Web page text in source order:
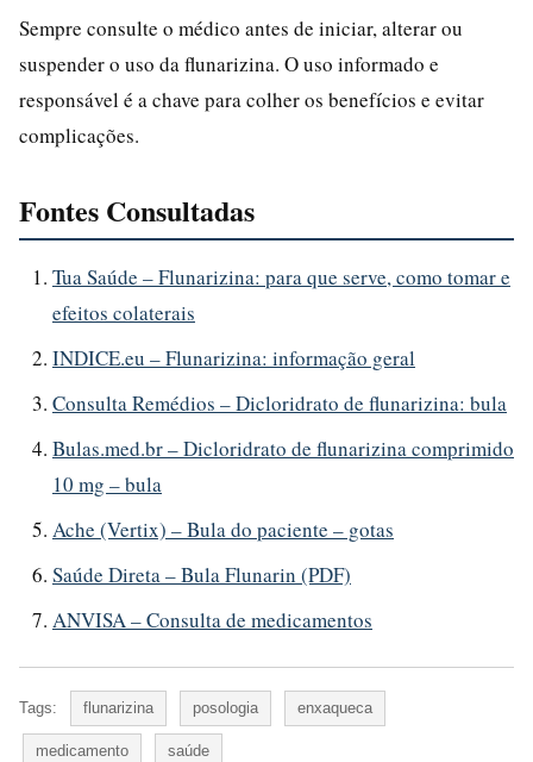
Sempre consulte o médico antes de iniciar, alterar ou
suspender o uso da flunarizina. O uso informado e
responsável é a chave para colher os benefícios e evitar
complicações.
Fontes Consultadas
Tua Saúde – Flunarizina: para que serve, como tomar e
efeitos colaterais
INDICE.eu – Flunarizina: informação geral
Consulta Remédios – Dicloridrato de flunarizina: bula
Bulas.med.br – Dicloridrato de flunarizina comprimido
10 mg – bula
Ache (Vertix) – Bula do paciente – gotas
Saúde Direta – Bula Flunarin (PDF)
ANVISA – Consulta de medicamentos
Tags: flunarizina posologia enxaqueca
medicamento saúde